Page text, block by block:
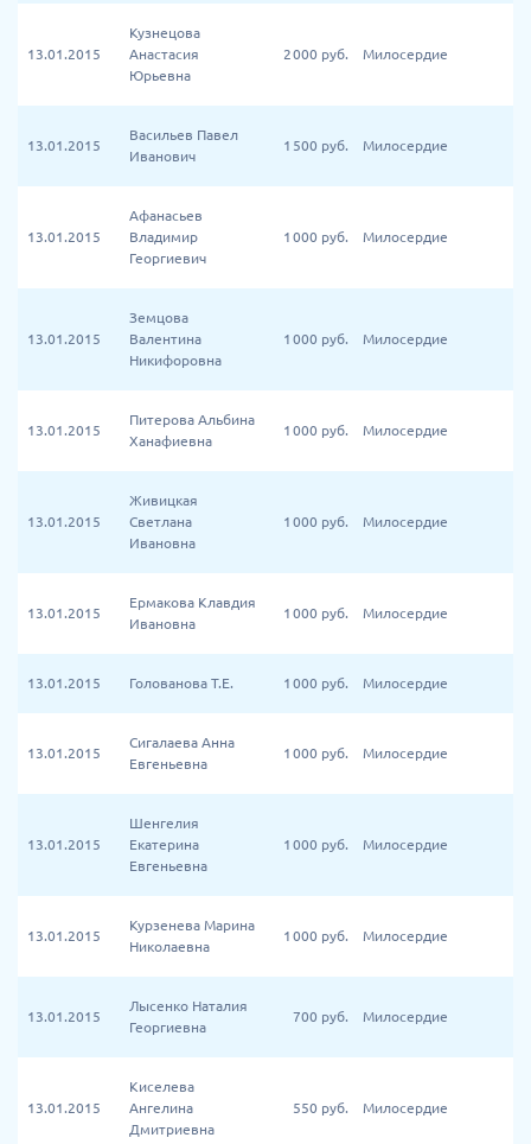
13.01.2015
Кузнецова
Анастасия
Юрьевна
2 000 руб. Милосердие
13.01.2015
Васильев Павел
Иванович
1 500 руб. Милосердие
13.01.2015
Афанасьев
Владимир
Георгиевич
1 000 руб. Милосердие
13.01.2015
Земцова
Валентина
Никифоровна
1 000 руб. Милосердие
13.01.2015
Питерова Альбина
Ханафиевна
1 000 руб. Милосердие
13.01.2015
Живицкая
Светлана
Ивановна
1 000 руб. Милосердие
13.01.2015
Ермакова Клавдия
Ивановна
1 000 руб. Милосердие
13.01.2015 Голованова Т.Е. 1 000 руб. Милосердие
13.01.2015
Сигалаева Анна
Евгеньевна
1 000 руб. Милосердие
13.01.2015
Шенгелия
Екатерина
Евгеньевна
1 000 руб. Милосердие
13.01.2015
Курзенева Марина
Николаевна
1 000 руб. Милосердие
13.01.2015
Лысенко Наталия
Георгиевна
700 руб. Милосердие
13.01.2015
Киселева
Ангелина
Дмитриевна
550 руб. Милосердие